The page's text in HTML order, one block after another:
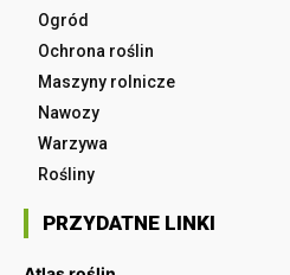
Ogród
Ochrona roślin
Maszyny rolnicze
Nawozy
Warzywa
Rośliny
PRZYDATNE LINKI